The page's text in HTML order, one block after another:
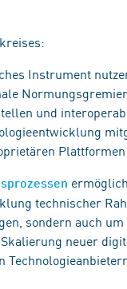
Instrument
und
technischer
sondern auch
neuer